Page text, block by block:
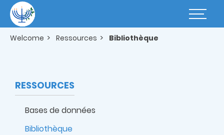
main
content
Basculer
Welcome Ressources Bibliothèque
RESSOURCES
Bases de données
Bibliothèque